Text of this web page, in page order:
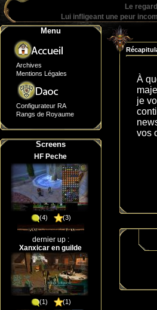
Le
Lui infligeant une peur
Menu
Archives
Mentions Légales
Configurateur RA
Rangs de Royaume
Screens
HF Peche
(4) (3)
dernier up :
Xanxicar en guilde
(1) (1)
À
je
vos